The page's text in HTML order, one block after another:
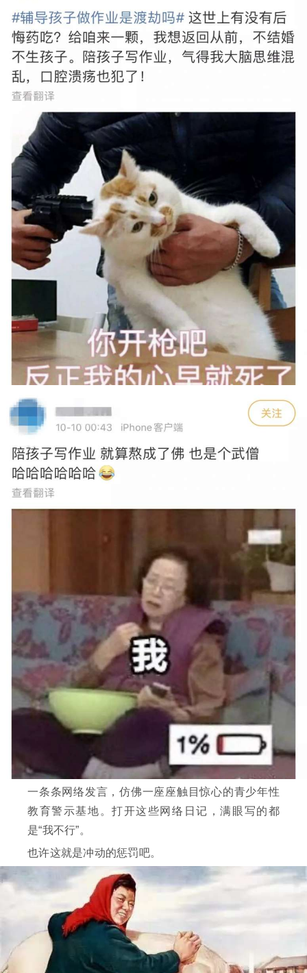
一条条网络发言，仿佛一座座触目惊心的青少年性
教育警示基地。打开这些网络日记，满眼写的都
是“我不行”。
也许这就是冲动的惩罚吧。